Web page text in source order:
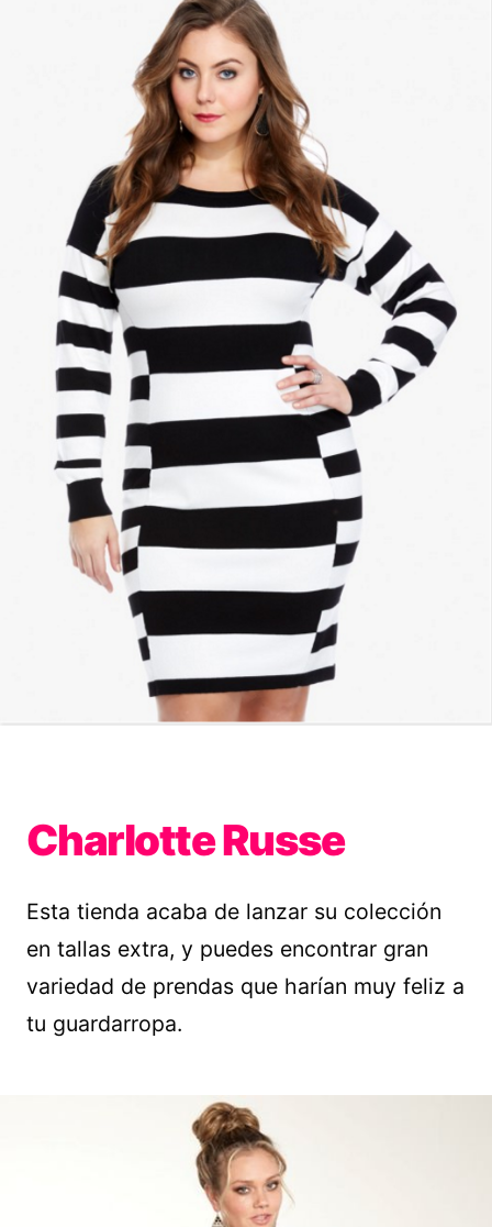
Charlotte Russe
Esta tienda acaba de lanzar su colección
en tallas extra, y puedes encontrar gran
variedad de prendas que harían muy feliz a
tu guardarropa.